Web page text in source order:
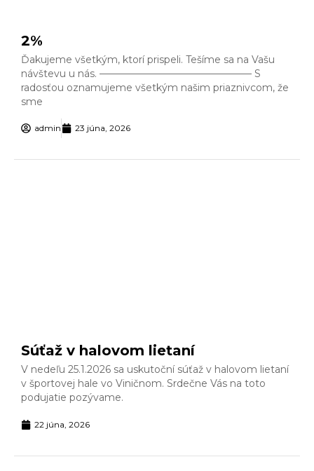
2%
Ďakujeme všetkým, ktorí prispeli. Tešíme sa na Vašu
návštevu u nás. ———————————————– S
radosťou oznamujeme všetkým našim priaznivcom, že
sme
admin 23 júna, 2026
Súťaž v halovom lietaní
V nedeľu 25.1.2026 sa uskutoční súťaž v halovom lietaní
v športovej hale vo Viničnom. Srdečne Vás na toto
podujatie pozývame.
22 júna, 2026